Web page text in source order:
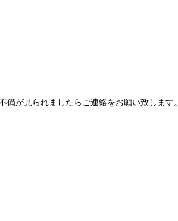
が見られましたらご連絡をお願い致します。